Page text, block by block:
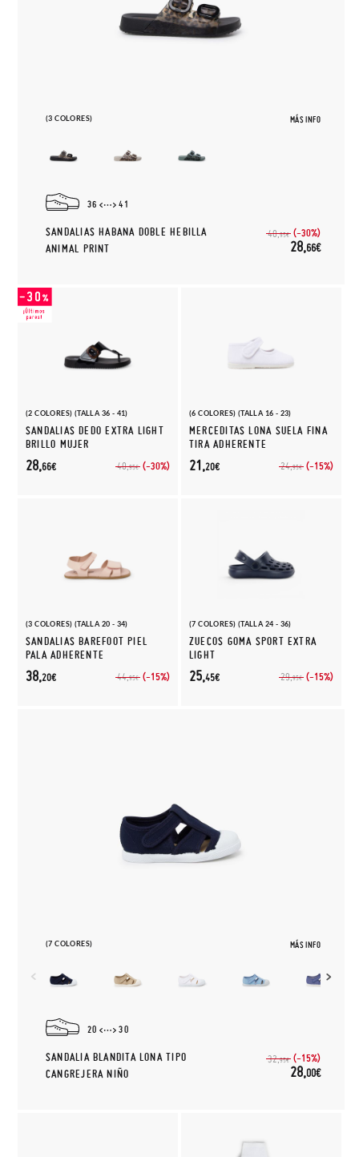
(3 COLORES) MÁS INFO
36 41
SANDALIAS HABANA DOBLE HEBILLA
ANIMAL PRINT
40,95€ (-30%)
28,66€
(2 COLORES) (TALLA 36 - 41)
SANDALIAS DEDO EXTRA LIGHT
BRILLO MUJER
40,95€ (-30%)
28,66€
(6 COLORES) (TALLA 16 - 23)
MERCEDITAS LONA SUELA FINA
TIRA ADHERENTE
24,95€ (-15%)
21,20€
(3 COLORES) (TALLA 20 - 34)
SANDALIAS BAREFOOT PIEL
PALA ADHERENTE
44,95€ (-15%)
38,20€
(7 COLORES) (TALLA 24 - 36)
ZUECOS GOMA SPORT EXTRA
LIGHT
29,95€ (-15%)
25,45€
(7 COLORES) MÁS INFO
20 30
SANDALIA BLANDITA LONA TIPO
CANGREJERA NIÑO
32,95€ (-15%)
28,00€